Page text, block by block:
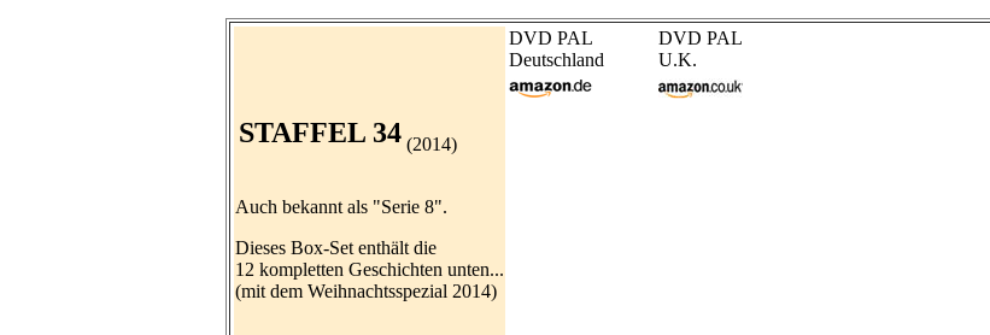
STAFFEL 34 (2014)
Auch bekannt als "Serie 8".
Dieses Box-Set enthält die
12 kompletten Geschichten unten...
(mit dem Weihnachtsspezial 2014)
DVD PAL
Deutschland
DVD PAL
U.K.